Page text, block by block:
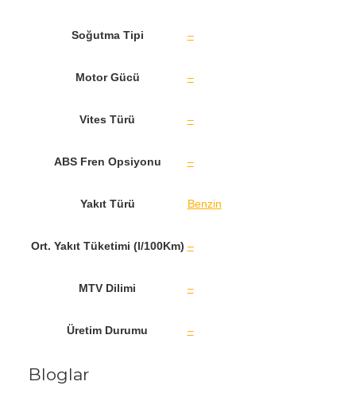
Soğutma Tipi –
Motor Gücü –
Vites Türü –
ABS Fren Opsiyonu –
Yakıt Türü Benzin
Ort. Yakıt Tüketimi (l/100Km) –
MTV Dilimi –
Üretim Durumu –
Bloglar